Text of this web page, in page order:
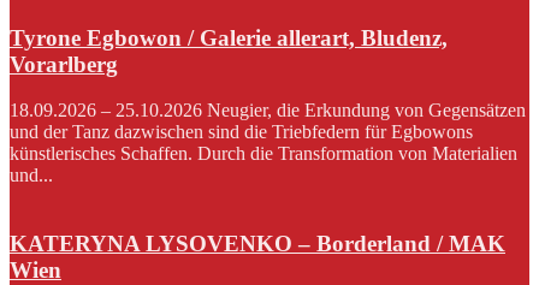
Tyrone Egbowon / Galerie allerart, Bludenz,
Vorarlberg
18.09.2026 – 25.10.2026 Neugier, die Erkundung von Gegensätzen
und der Tanz dazwischen sind die Triebfedern für Egbowons
künstlerisches Schaffen. Durch die Transformation von Materialien
und...
KATERYNA LYSOVENKO – Borderland / MAK
Wien